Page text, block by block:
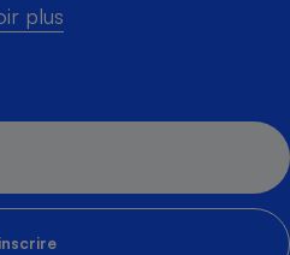
plus